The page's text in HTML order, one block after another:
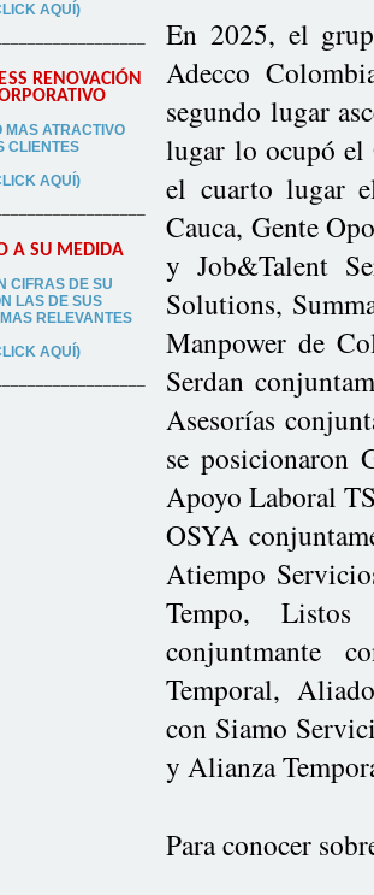
AQUÍ)
RENOVACIÓN
MAS ATRACTIVO
CLIENTES
AQUÍ)
A SU MEDIDA
CIFRAS DE SU
LAS DE SUS
RELEVANTES
AQUÍ)
En 2025, el
Adecco
segundo lugar
lugar lo ocupó el
el cuarto lugar
Cauca, Gente
y Job&Talent
Solutions,
Manpower de
Serdan
Asesorías
se posicionaron
Apoyo Laboral
OSYA
Atiempo
Tempo, Listos
conjuntmante
Temporal,
con Siamo
y Alianza
Para conocer